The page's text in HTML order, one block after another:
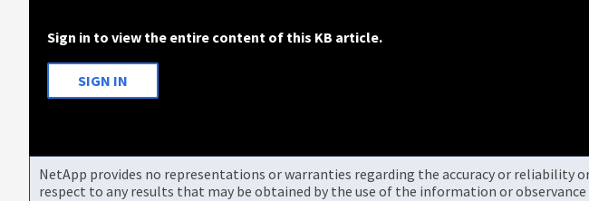
Sign in to view the entire content of this KB article.
SIGN IN
NetApp provides no representations or warranties regarding the accuracy or
respect to any results that may be obtained by the use of the information or